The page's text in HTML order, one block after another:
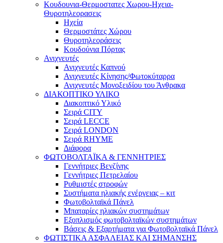
Κουδουνια-Θερμοστατες Χωρου-Ηχεια-
Θυροτηλεορασεις
Ηχεία
Θερμοστάτες Χώρου
Θυροτηλεοράσεις
Κουδούνια Πόρτας
Ανιχνευτές
Ανιχνευτές Καπνού
Ανιχνευτές Κίνησης/Φωτοκύταρρα
Ανιχνευτές Μονοξειδίου του Άνθρακα
ΔΙΑΚΟΠΤΙΚΟ ΥΛΙΚΟ
Διακοπτικό Υλικό
Σειρά CITY
Σειρά LECCE
Σειρά LONDON
Σειρά RHYME
Διάφορα
ΦΩΤΟΒΟΛΤΑΪΚΑ & ΓΕΝΝΗΤΡΙΕΣ
Γεννήτριες Βενζίνης
Γεννήτριες Πετρελαίου
Ρυθμιστές στροφών
Συστήματα ηλιακής ενέργειας – κιτ
Φωτοβολταϊκά Πάνελ
Μπαταρίες ηλιακών συστημάτων
Εξοπλισμός φωτοβολταϊκών συστημάτων
Βάσεις & Εξαρτήματα για Φωτοβολταϊκά Πάνελ
ΦΩΤΙΣΤΙΚΑ ΑΣΦΑΛΕΙΑΣ ΚΑΙ ΣΗΜΑΝΣΗΣ